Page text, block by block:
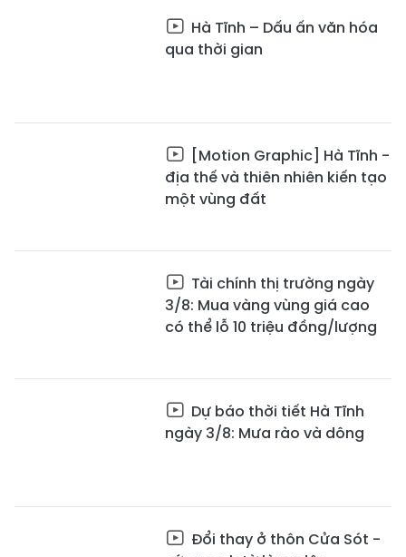
Hà Tĩnh – Dấu ấn văn hóa
qua thời gian
[Motion Graphic] Hà Tĩnh -
địa thế và thiên nhiên kiến tạo
một vùng đất
Tài chính thị trường ngày
3/8: Mua vàng vùng giá cao
có thể lỗ 10 triệu đồng/lượng
Dự báo thời tiết Hà Tĩnh
ngày 3/8: Mưa rào và dông
Đổi thay ở thôn Cửa Sót -